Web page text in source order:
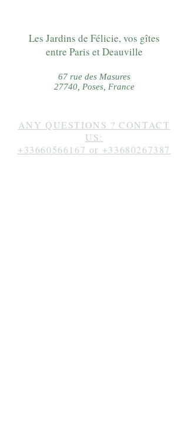
Les Jardins de Félicie, vos gîtes
entre Paris et Deauville
67 rue des Masures
27740, Poses, France
ANY QUESTIONS ? CONTACT
US:
+33660566167 or +33680267387